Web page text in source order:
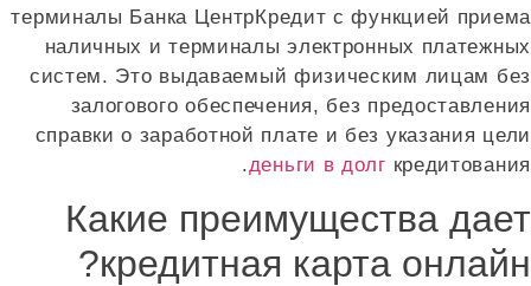
терминалы Банка ЦентрКредит с функцией приема
наличных и терминалы электронных платежных
систем. Это выдаваемый физическим лицам без
залогового обеспечения, без предоставления
справки о заработной плате и без указания цели
деньги в долг кредитования.
Какие преимущества дает
кредитная карта онлайн?